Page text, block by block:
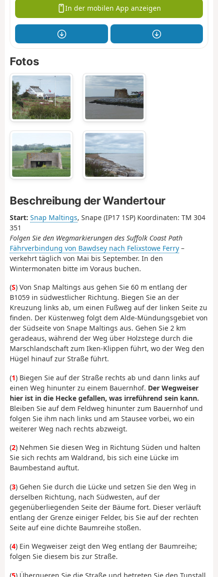
In der mobilen App anzeigen
Fotos
Beschreibung der Wandertour
Start: Snap Maltings, Snape (IP17 1SP) Koordinaten: TM 304
351
Folgen Sie den Wegmarkierungen des Suffolk Coast Path
Fährverbindung von Bawdsey nach Felixstowe Ferry –
verkehrt täglich von Mai bis September. In den
Wintermonaten bitte im Voraus buchen.
(S) Von Snap Maltings aus gehen Sie 60 m entlang der
B1059 in südwestlicher Richtung. Biegen Sie an der
Kreuzung links ab, um einen Fußweg auf der linken Seite zu
finden. Der Küstenweg folgt dem Alde-Mündungsgebiet von
der Südseite von Snape Maltings aus. Gehen Sie 2 km
geradeaus, während der Weg über Holzstege durch die
Marschlandschaft zum Iken-Klippen führt, wo der Weg den
Hügel hinauf zur Straße führt.
(1) Biegen Sie auf der Straße rechts ab und dann links auf
einen Weg hinunter zu einem Bauernhof. Der Wegweiser
hier ist in die Hecke gefallen, was irreführend sein kann.
Bleiben Sie auf dem Feldweg hinunter zum Bauernhof und
folgen Sie ihm nach links und am Stausee vorbei, wo ein
weiterer Weg nach rechts abzweigt.
(2) Nehmen Sie diesen Weg in Richtung Süden und halten
Sie sich rechts am Waldrand, bis sich eine Lücke im
Baumbestand auftut.
(3) Gehen Sie durch die Lücke und setzen Sie den Weg in
derselben Richtung, nach Südwesten, auf der
gegenüberliegenden Seite der Bäume fort. Dieser verläuft
entlang der Grenze einiger Felder, bis Sie auf der rechten
Seite auf eine dichte Baumreihe stoßen.
(4) Ein Wegweiser zeigt den Weg entlang der Baumreihe;
folgen Sie diesem bis zur Straße.